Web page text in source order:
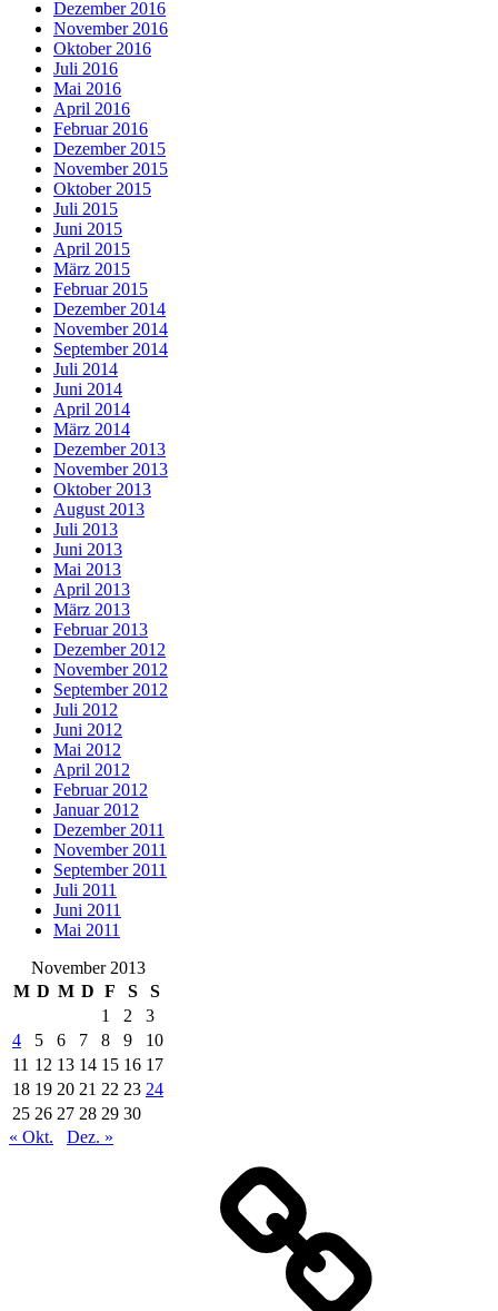
Dezember 2016
November 2016
Oktober 2016
Juli 2016
Mai 2016
April 2016
Februar 2016
Dezember 2015
November 2015
Oktober 2015
Juli 2015
Juni 2015
April 2015
März 2015
Februar 2015
Dezember 2014
November 2014
September 2014
Juli 2014
Juni 2014
April 2014
März 2014
Dezember 2013
November 2013
Oktober 2013
August 2013
Juli 2013
Juni 2013
Mai 2013
April 2013
März 2013
Februar 2013
Dezember 2012
November 2012
September 2012
Juli 2012
Juni 2012
Mai 2012
April 2012
Februar 2012
Januar 2012
Dezember 2011
November 2011
September 2011
Juli 2011
Juni 2011
Mai 2011
November 2013
M D M D F S
S
1
2
3
4
5 6 7 8 9
10
11 12 13 14 15 16 17
18 19 20 21 22 23 24
25 26 27 28 29 30
« Okt.
Dez. »